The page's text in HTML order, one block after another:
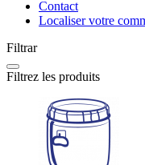
Contact
Localiser votre
Filtrar
Filtrez les produits